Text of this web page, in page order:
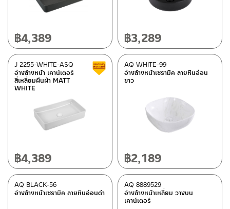
฿4,389 ฿3,289
อ่างล้างหน้า เคาน์เตอร์
สี่เหลี่ยมผืนผ้า MATT
WHITE
J 2255-WHITE-ASQ สินค้าลดราคา เคลียร์สต็อก
฿4,389
อ่างล้างหน้าเซรามิค ลายหินอ่อน
ขาว
AQ WHITE-99
฿2,189
อ่างล้างหน้าเซรามิค ลายหินอ่อนดำ
AQ BLACK-56
อ่างล้างหน้าเหลี่ยม วางบน
เคาน์เตอร์
AQ 8889529